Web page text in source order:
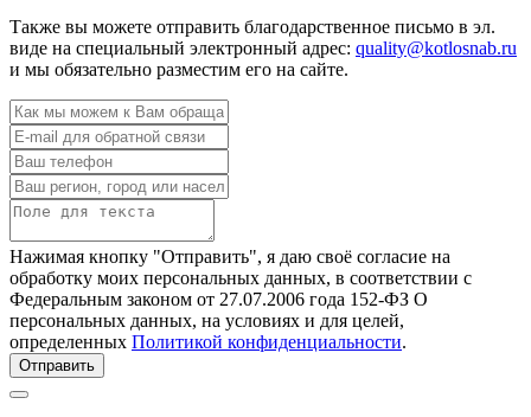
Также вы можете отправить благодарственное письмо в эл.
виде на специальный электронный адрес: quality@kotlosnab.ru
и мы обязательно разместим его на сайте.
Нажимая кнопку "Отправить", я даю своё согласие на
обработку моих персональных данных, в соответствии с
Федеральным законом от 27.07.2006 года 152-ФЗ О
персональных данных, на условиях и для целей,
определенных Политикой конфиденциальности.
Отправить